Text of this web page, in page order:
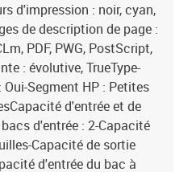
d'impression : noir, cyan,
de description de page :
PDF, PWG, PostScript,
: évolutive, TrueType-
Segment HP : Petites
d'entrée et de
d'entrée : 2-Capacité
Capacité de sortie
d'entrée du bac à